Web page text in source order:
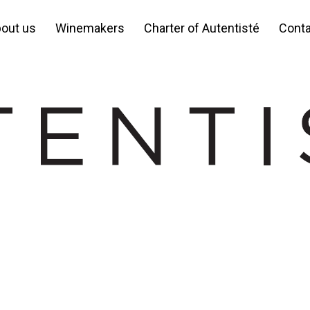
us Winemakers Charter of Autentisté